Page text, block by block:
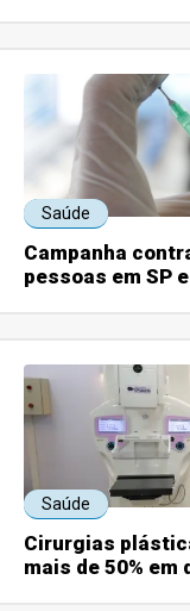
Saúde
Campanha
pessoas em SP
Saúde
Cirurgias
mais de 50% em